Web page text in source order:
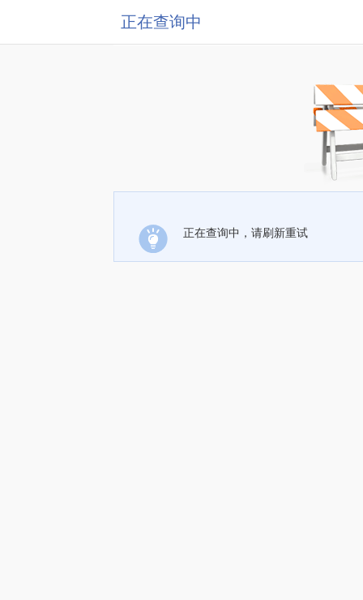
正在查询中
正在查询中，请刷新重试